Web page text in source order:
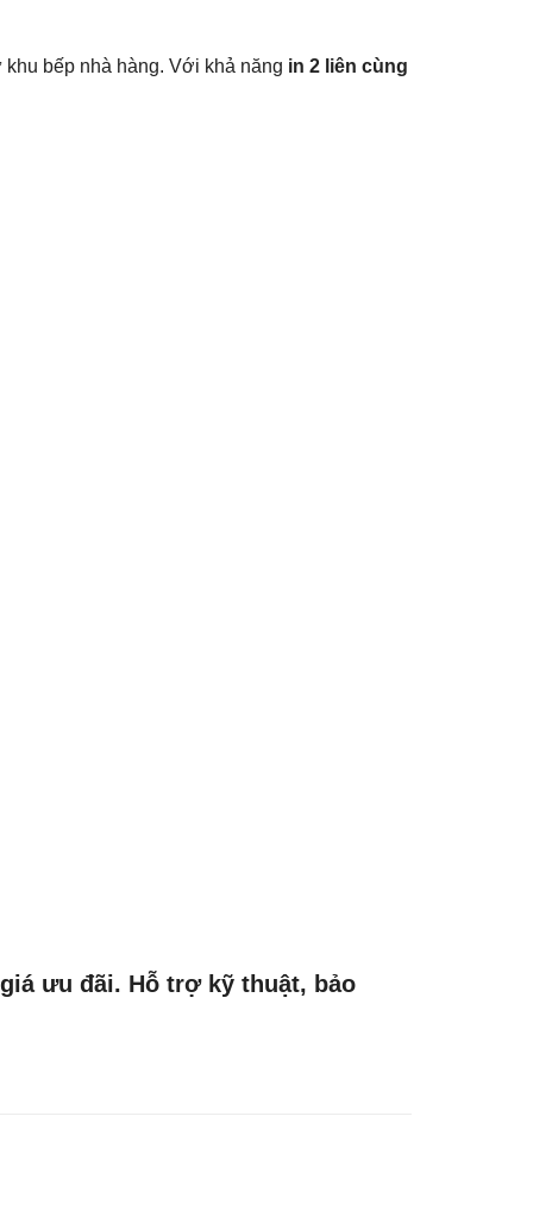
bếp nhà hàng. Với khả năng in 2 liên cùng
ưu đãi. Hỗ trợ kỹ thuật, bảo